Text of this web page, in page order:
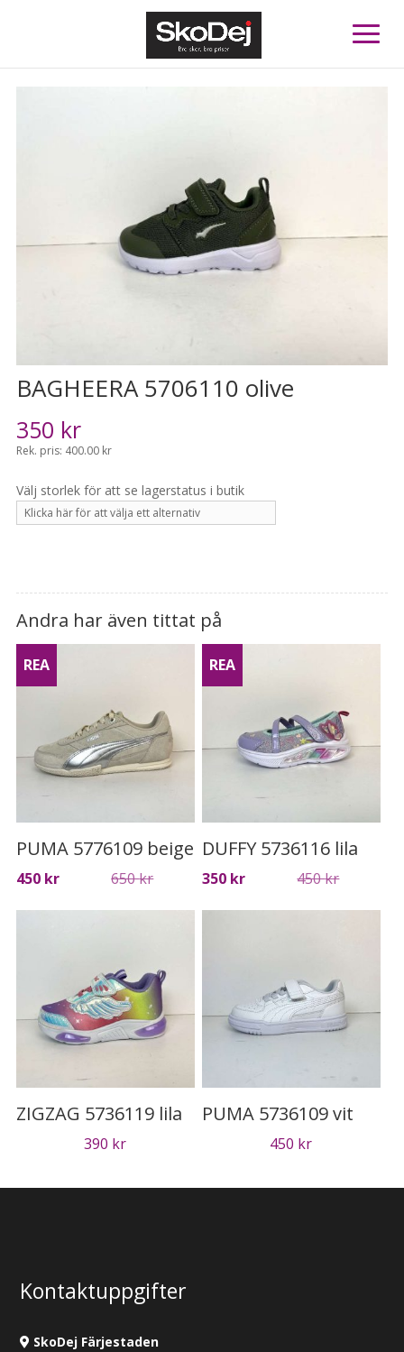
BAGHEERA 5706110 olive
350 kr
Rek. pris: 400.00 kr
Andra har även tittat på
REA
PUMA 5776109 beige
650krDet
650 kr.
450 kr
Det
450 kr.
REA
DUFFY 5736116 lila
450krDet
450 kr.
350 kr
Det
350 kr.
ZIGZAG 5736119 lila
390 kr
PUMA 5736109 vit
450 kr
Kontaktuppgifter
SkoDej Färjestaden